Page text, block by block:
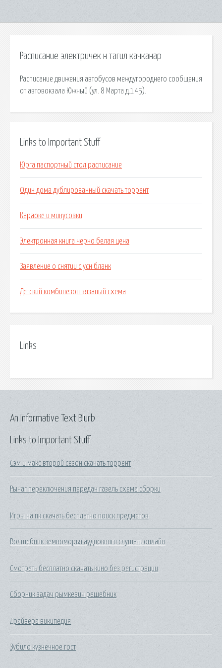
Расписание электричек н тагил качканар
Расписание движения автобусов междугороднего сообщения
от автовокзала Южный (ул. 8 Марта д.145).
Links to Important Stuff
Юрга паспортный стол расписание
Один дома дублированный скачать торрент
Караоке и минусовки
Электронная книга черно белая цена
Заявление о снятии с усн бланк
Детский комбинезон вязаный схема
Links
Links to Important Stuff
Сэм и макс второй сезон скачать торрент
Рычаг переключения передач газель схема сборки
Игры на пк скачать бесплатно поиск предметов
Волшебник земноморья аудиокниги слушать онлайн
Смотреть бесплатно скачать кино без регистрации
Сборник задач рымкевич решебник
Драйвера википедия
Зубило кузнечное гост
An Informative Text Blurb